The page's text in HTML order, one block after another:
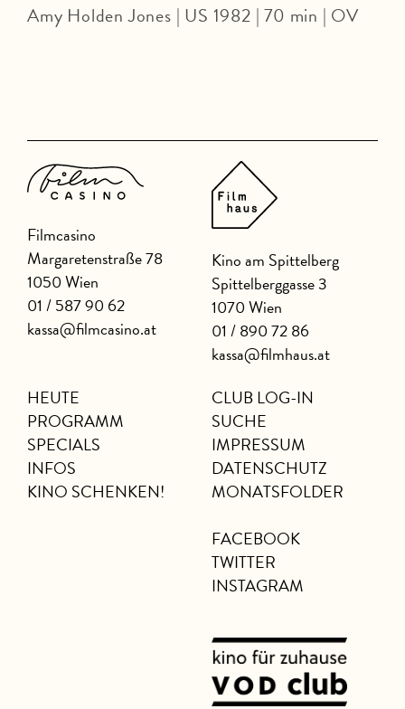
Amy Holden Jones | US 1982 | 70 min | OV
Filmcasino
Margaretenstraße 78
1050 Wien
01 / 587 90 62
kassa@filmcasino.at
Kino am Spittelberg
Spittelberggasse 3
1070 Wien
01 / 890 72 86
kassa@filmhaus.at
HEUTE
PROGRAMM
SPECIALS
INFOS
KINO SCHENKEN!
CLUB LOG-IN
SUCHE
IMPRESSUM
DATENSCHUTZ
MONATSFOLDER
FACEBOOK
TWITTER
INSTAGRAM